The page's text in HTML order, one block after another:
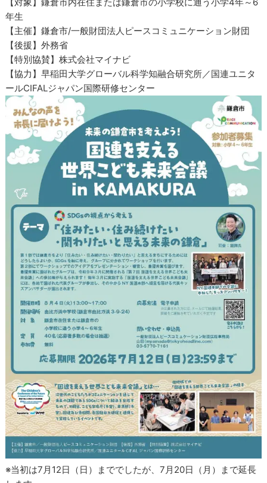
年生
【主催】鎌倉市/一般財団法人ピースコミュニケーション財団
【後援】外務省
【特別協賛】株式会社マイナビ
【協力】早稲田大学グローバル科学知融合研究所／国連ユニタ
ールCIFALジャパン国際研修センター
※当初は7月12日（日）まででしたが、7月20日（月）まで延長